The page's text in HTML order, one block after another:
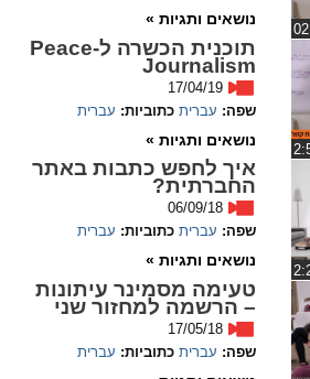
font_download
סימון קישורים
cached
ההגדרות
flag
השארת
משוב
נושאים ותגיות »
תוכנית הכשרה ל-Peace
Journalism
17/04/19
שפה: עברית כתוביות: עברית
נושאים ותגיות »
איך לחפש כתבות באתר
החברתית?
06/09/18
שפה: עברית כתוביות: עברית
נושאים ותגיות »
טעימה מסמינר עיתונות
– הרשמה למחזור שני
17/05/18
שפה: עברית כתוביות: עברית